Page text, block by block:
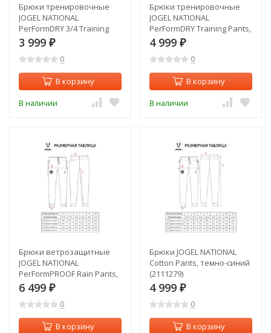
Брюки тренировочные
JOGEL NATIONAL
PerFormDRY 3/4 Training
Pants, темно-синий
(2110358)
3 999 ₽
0
В корзину
В наличии
Брюки тренировочные
JOGEL NATIONAL
PerFormDRY Training Pants,
темно-синий (2110368)
4 999 ₽
0
В корзину
В наличии
Брюки ветрозащитные
JOGEL NATIONAL
PerFormPROOF Rain Pants,
темно-синий (2110672)
6 499 ₽
0
В корзину
Брюки JOGEL NATIONAL
Cotton Pants, темно-синий
(2111279)
4 999 ₽
0
В корзину